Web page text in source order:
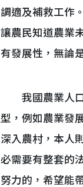
調適及補救工作
讓農民知道農業
有發展性，無論
我國農業人口
型，例如農業發
深入農村，本人
必需要有整套的
努力的，希望能